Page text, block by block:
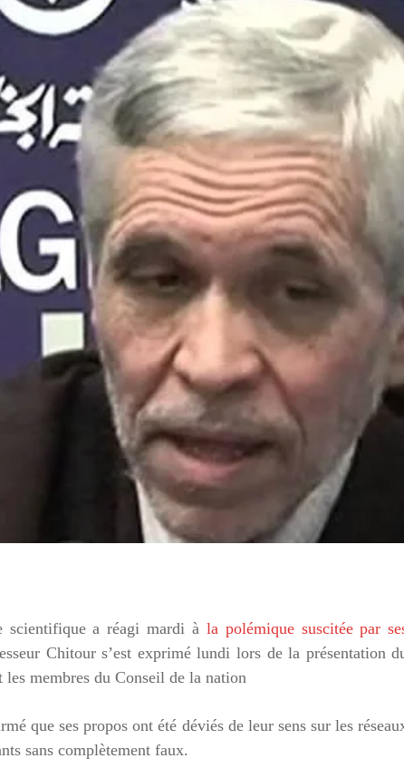
scientifique a réagi mardi à la polémique suscitée par
Chitour s’est exprimé lundi lors de la présentation
membres du Conseil de la nation
que ses propos ont été déviés de leur sens sur les
sans complètement faux.